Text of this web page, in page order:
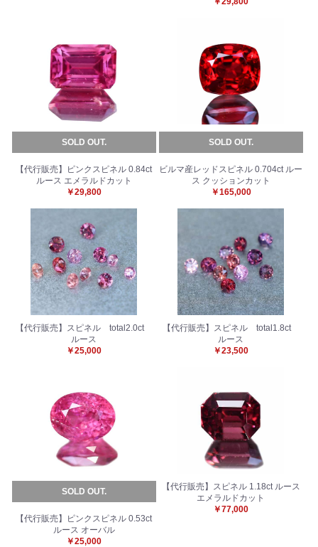
SOLD OUT.
【代行販売】ピンクスピネル 0.84ct
ルース エメラルドカット
￥29,800
SOLD OUT.
ビルマ産レッドスピネル 0.704ct ルー
ス クッションカット
￥165,000
【代行販売】スピネル total2.0ct
ルース
￥25,000
【代行販売】スピネル total1.8ct
ルース
￥23,500
SOLD OUT.
【代行販売】ピンクスピネル 0.53ct
ルース オーバル
￥25,000
【代行販売】スピネル 1.18ct ルース
エメラルドカット
￥77,000